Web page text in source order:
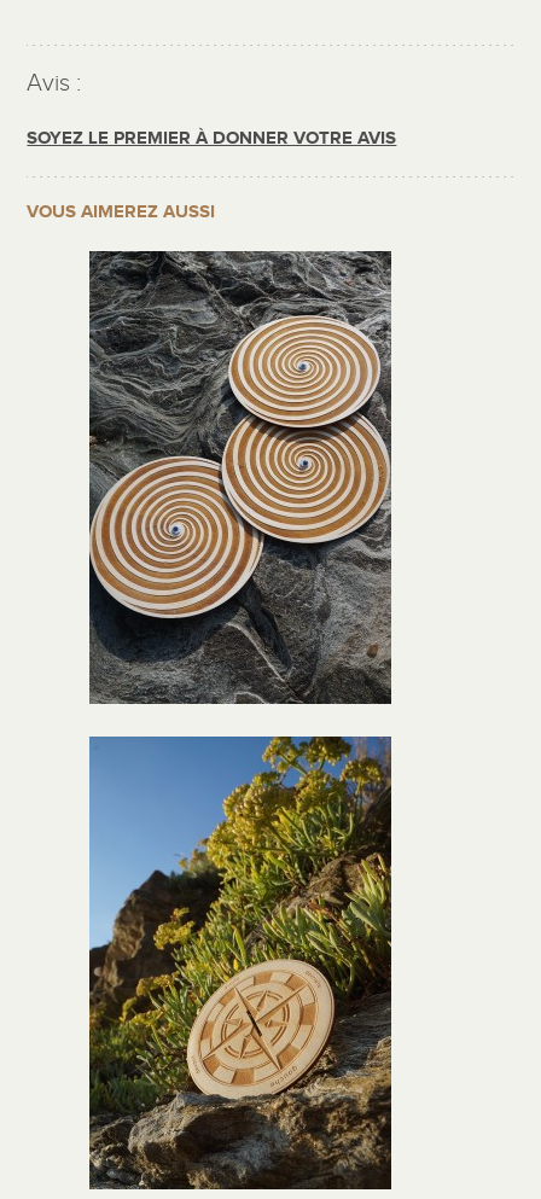
Avis :
SOYEZ LE PREMIER À DONNER VOTRE AVIS
VOUS AIMEREZ AUSSI